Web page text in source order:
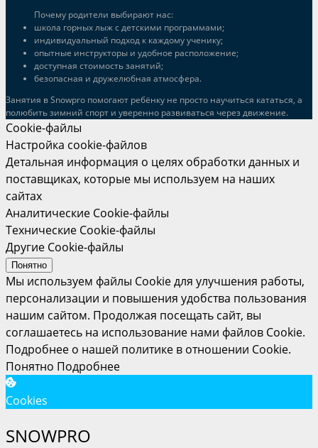
Почему родители выбирают нас:
школа горных лыж с детскими программами;
индивидуальный подход к каждому ученику;
опытные инструкторы и удобное расположение;
доступная стоимость занятий;
безопасная и дружелюбная атмосфера.
Занятия в Snowpro помогают ребёнку не просто научиться кататься, а
полюбить зимний спорт и уверенно развиваться через движение.
Cookie-файлы
Настройка cookie-файлов
Детальная информация о целях обработки данных и
поставщиках, которые мы используем на наших
сайтах
Аналитические Cookie-файлы
Технические Cookie-файлы
Другие Cookie-файлы
Понятно
Мы используем файлы Cookie для улучшения работы,
персонализации и повышения удобства пользования
нашим сайтом. Продолжая посещать сайт, вы
соглашаетесь на использование нами файлов Cookie.
Подробнее о нашей политике в отношении Cookie.
Понятно Подробнее
Cookies
SNOWPRO